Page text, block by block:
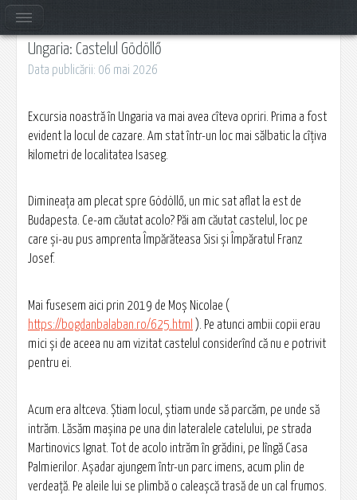
Ungaria: Castelul Gödöllő
Data publicării: 06 mai 2026
Excursia noastră în Ungaria va mai avea cîteva opriri. Prima a fost
evident la locul de cazare. Am stat într-un loc mai sălbatic la cîțiva
kilometri de localitatea Isaseg.
Dimineața am plecat spre Gödöllő, un mic sat aflat la est de
Budapesta. Ce-am căutat acolo? Păi am căutat castelul, loc pe
care și-au pus amprenta Împărăteasa Sisi și Împăratul Franz
Josef.
Mai fusesem aici prin 2019 de Moș Nicolae (
https://bogdanbalaban.ro/625.html ). Pe atunci ambii copii erau
mici și de aceea nu am vizitat castelul considerînd că nu e potrivit
pentru ei.
Acum era altceva. Știam locul, știam unde să parcăm, pe unde să
intrăm. Lăsăm mașina pe una din lateralele catelului, pe strada
Martinovics Ignat. Tot de acolo intrăm în grădini, pe lîngă Casa
Palmierilor. Așadar ajungem într-un parc imens, acum plin de
verdeață. Pe aleile lui se plimbă o caleașcă trasă de un cal frumos.